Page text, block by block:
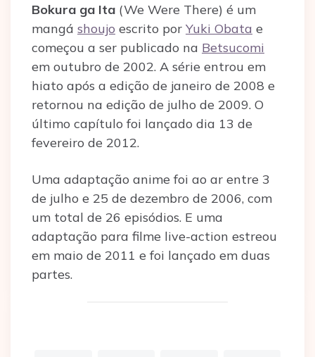
Bokura ga Ita (We Were There) é um
mangá shoujo escrito por Yuki Obata e
começou a ser publicado na Betsucomi
em outubro de 2002. A série entrou em
hiato após a edição de janeiro de 2008 e
retornou na edição de julho de 2009. O
último capítulo foi lançado dia 13 de
fevereiro de 2012.
Uma adaptação anime foi ao ar entre 3
de julho e 25 de dezembro de 2006, com
um total de 26 episódios. E uma
adaptação para filme live-action estreou
em maio de 2011 e foi lançado em duas
partes.